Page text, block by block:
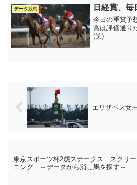
す。今年は皐
ラシック2冠
データ競馬 日経賞、
今日の重賞予
賞は評価通り
(笑)
エリザベス女
東京スポーツ杯2歳ステークス スクリー
ニング ～データから消し馬を探す～